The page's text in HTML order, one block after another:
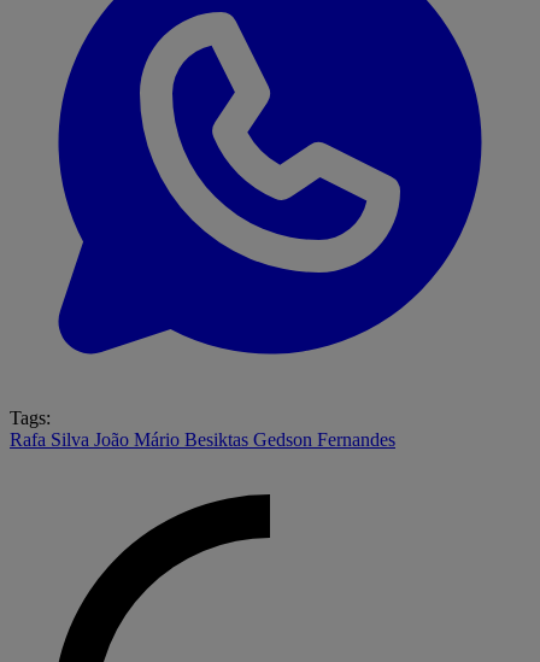
Tags:
Rafa Silva João Mário Besiktas Gedson Fernandes